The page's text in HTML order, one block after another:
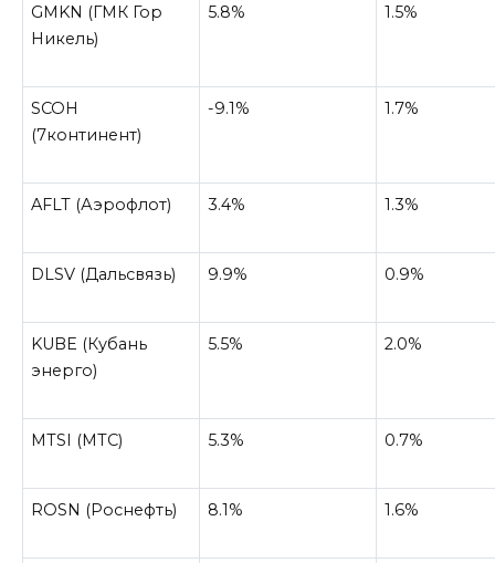
GMKN (ГМК Гор
Никель)
5.8% 1.5%
SCOH
(7континент)
-9.1% 1.7%
AFLT (Аэрофлот) 3.4% 1.3%
DLSV (Дальсвязь) 9.9% 0.9%
KUBE (Кубань
энерго)
5.5% 2.0%
MTSI (МТС) 5.3% 0.7%
ROSN (Роснефть) 8.1% 1.6%